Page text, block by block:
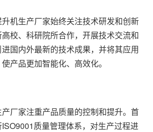
机生产厂家始终关注技术研发和创新
校、科研院所合作，开展技术交流和
国内外最新的技术成果，并将其应用
产品更加智能化、高效化。
厂家注重产品质量的控制和提升。首
质量管理体系，对生产过程进